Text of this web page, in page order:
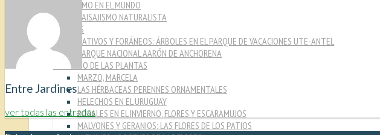
PAISAJISMO EN EL MUNDO
PAISAJISMO NATURALISTA
MIRADAS
NATIVOS Y FORÁNEOS: ÁRBOLES EN EL PARQUE DE VACACIONES UTE-ANTEL
PARQUE NACIONAL AARÓN DE ANCHORENA
EL MUNDO DE LAS PLANTAS
MARZO, MARCELA
LAS HÉRBACEAS PERENNES ORNAMENTALES
HELECHOS EN EL URUGUAY
ROSALES EN EL INVIERNO, FLORES Y ESCARAMUJOS
MALVONES Y GERANIOS: LAS FLORES DE LOS PATIOS
Entre Jardines
ver todas las entradas